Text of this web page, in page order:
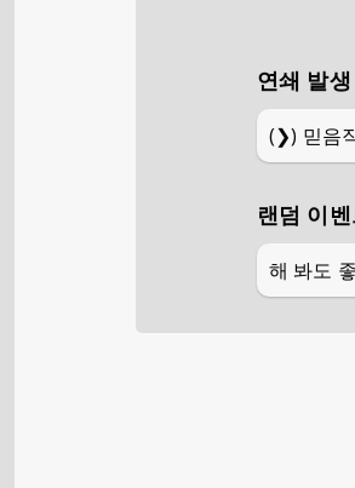
연쇄 발생
(❯) 믿음
랜덤 이
해 봐도